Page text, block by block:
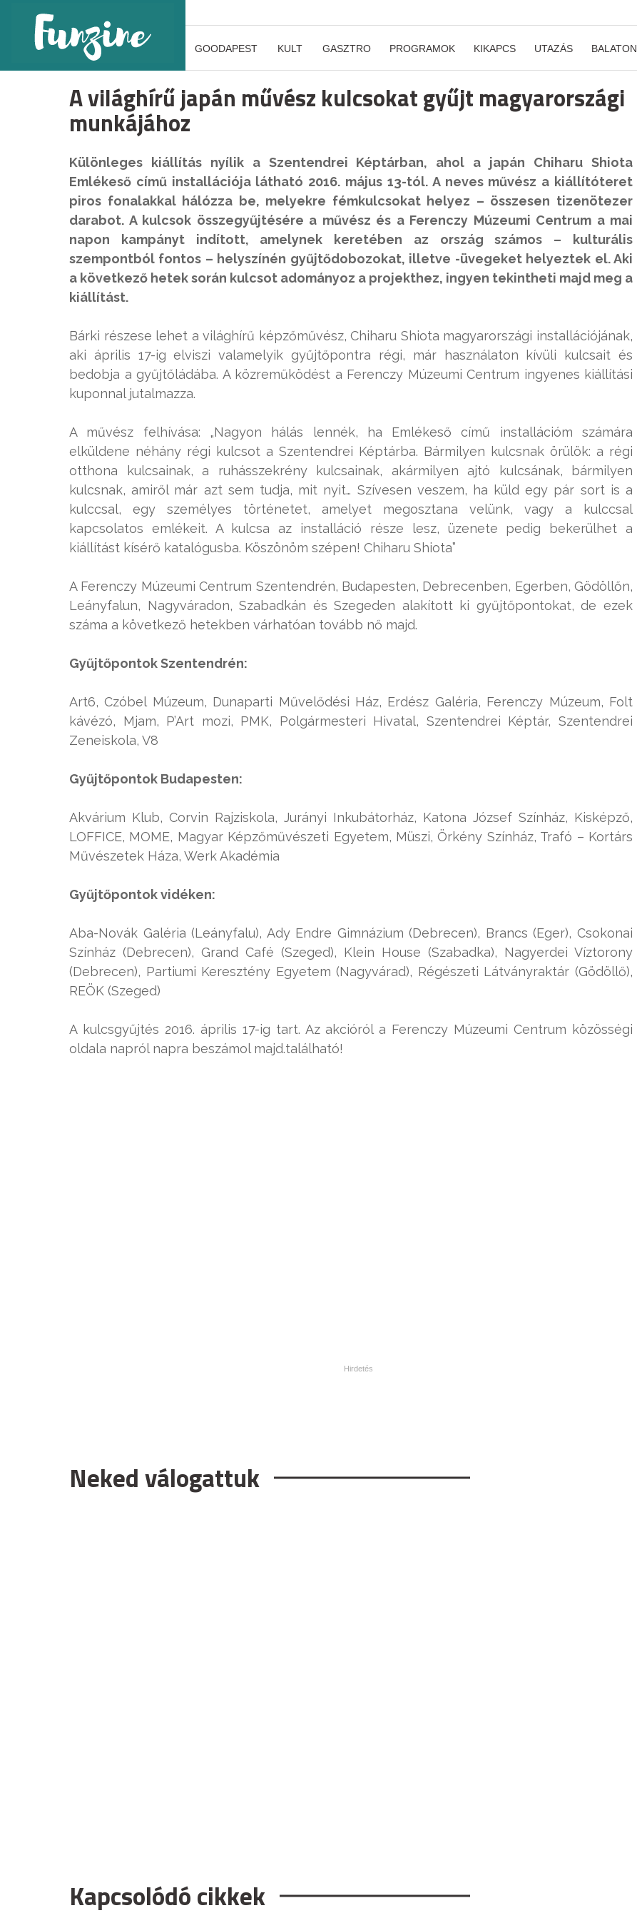
GOODAPEST KULT GASZTRO PROGRAMOK KIKAPCS UTAZÁS BALATON
A világhírű japán művész kulcsokat gyűjt magyarországi
munkájához
Különleges kiállítás nyílik a Szentendrei Képtárban, ahol a japán Chiharu Shiota
Emlékeső című installációja látható 2016. május 13-tól. A neves művész a kiállítóteret
piros fonalakkal hálózza be, melyekre fémkulcsokat helyez – összesen tizenötezer
darabot. A kulcsok összegyűjtésére a művész és a Ferenczy Múzeumi Centrum a mai
napon kampányt indított, amelynek keretében az ország számos – kulturális
szempontból fontos – helyszínén gyűjtődobozokat, illetve -üvegeket helyeztek el. Aki
a következő hetek során kulcsot adományoz a projekthez, ingyen tekintheti majd meg a
kiállítást.
Bárki részese lehet a világhírű képzőművész, Chiharu Shiota magyarországi installációjának,
aki április 17-ig elviszi valamelyik gyűjtőpontra régi, már használaton kívüli kulcsait és
bedobja a gyűjtőládába. A közreműködést a Ferenczy Múzeumi Centrum ingyenes kiállítási
kuponnal jutalmazza.
A művész felhívása: „Nagyon hálás lennék, ha Emlékeső című installációm számára
elküldene néhány régi kulcsot a Szentendrei Képtárba. Bármilyen kulcsnak örülök: a régi
otthona kulcsainak, a ruhásszekrény kulcsainak, akármilyen ajtó kulcsának, bármilyen
kulcsnak, amiről már azt sem tudja, mit nyit… Szívesen veszem, ha küld egy pár sort is a
kulccsal, egy személyes történetet, amelyet megosztana velünk, vagy a kulccsal
kapcsolatos emlékeit. A kulcsa az installáció része lesz, üzenete pedig bekerülhet a
kiállítást kísérő katalógusba. Köszönöm szépen! Chiharu Shiota”
A Ferenczy Múzeumi Centrum Szentendrén, Budapesten, Debrecenben, Egerben, Gödöllőn,
Leányfalun, Nagyváradon, Szabadkán és Szegeden alakított ki gyűjtőpontokat, de ezek
száma a következő hetekben várhatóan tovább nő majd.
Gyűjtőpontok Szentendrén:
Art6, Czóbel Múzeum, Dunaparti Művelődési Ház, Erdész Galéria, Ferenczy Múzeum, Folt
kávézó, Mjam, P’Art mozi, PMK, Polgármesteri Hivatal, Szentendrei Képtár, Szentendrei
Zeneiskola, V8
Gyűjtőpontok Budapesten:
Akvárium Klub, Corvin Rajziskola, Jurányi Inkubátorház, Katona József Színház, Kisképző,
LOFFICE, MOME, Magyar Képzőművészeti Egyetem, Müszi, Örkény Színház, Trafó – Kortárs
Művészetek Háza, Werk Akadémia
Gyűjtőpontok vidéken:
Aba-Novák Galéria (Leányfalu), Ady Endre Gimnázium (Debrecen), Brancs (Eger), Csokonai
Színház (Debrecen), Grand Café (Szeged), Klein House (Szabadka), Nagyerdei Víztorony
(Debrecen), Partiumi Keresztény Egyetem (Nagyvárad), Régészeti Látványraktár (Gödöllő),
REÖK (Szeged)
A kulcsgyűjtés 2016. április 17-ig tart. Az akcióról a Ferenczy Múzeumi Centrum közösségi
oldala napról napra beszámol majd.található!
Neked válogattuk
Kapcsolódó cikkek